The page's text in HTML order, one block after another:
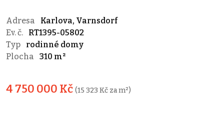
Adresa
Karlova, Varnsdorf
Ev. č.
RT1395-05802
Typ
rodinné domy
Plocha
310 m²
4 750 000 Kč (15 323 Kč za m²)